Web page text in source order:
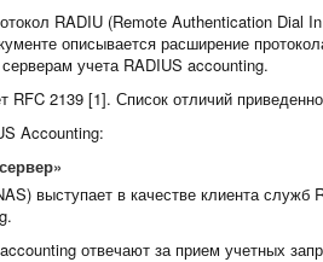
RADIU (Remote Authentication Dial
описывается расширение
учета RADIUS accounting.
RFC 2139 [1]. Список отличий
Accounting:
выступает в качестве клиента
отвечают за прием учетных